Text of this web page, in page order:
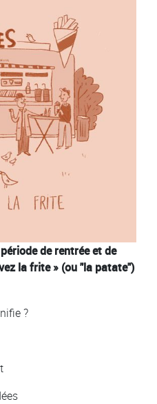
de rentrée et de
la frite » (ou "la patate")
?